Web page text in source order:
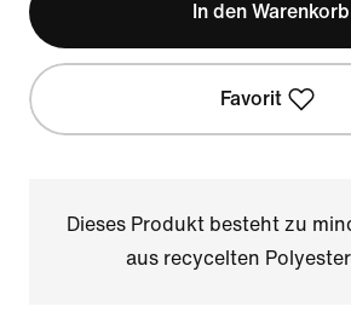
In den Warenkorb
Favorit
Dieses Produkt besteht zu
aus recycelten